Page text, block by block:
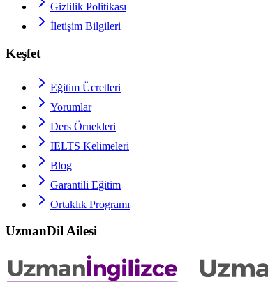
Gizlilik Politikası
İletişim Bilgileri
Keşfet
Eğitim Ücretleri
Yorumlar
Ders Örnekleri
IELTS Kelimeleri
Blog
Garantili Eğitim
Ortaklık Programı
UzmanDil Ailesi